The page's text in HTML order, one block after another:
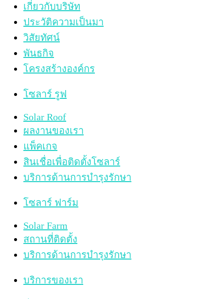
เกี่ยวกับบริษัท
ประวัติความเป็นมา
วิสัยทัศน์
พันธกิจ
โครงสร้างองค์กร
โซลาร์ รูฟ
Solar Roof
ผลงานของเรา
แพ็คเกจ
สินเชื่อเพื่อติดตั้งโซลาร์
บริการด้านการบำรุงรักษา
โซลาร์ ฟาร์ม
Solar Farm
สถานที่ติดตั้ง
บริการด้านการบำรุงรักษา
บริการของเรา